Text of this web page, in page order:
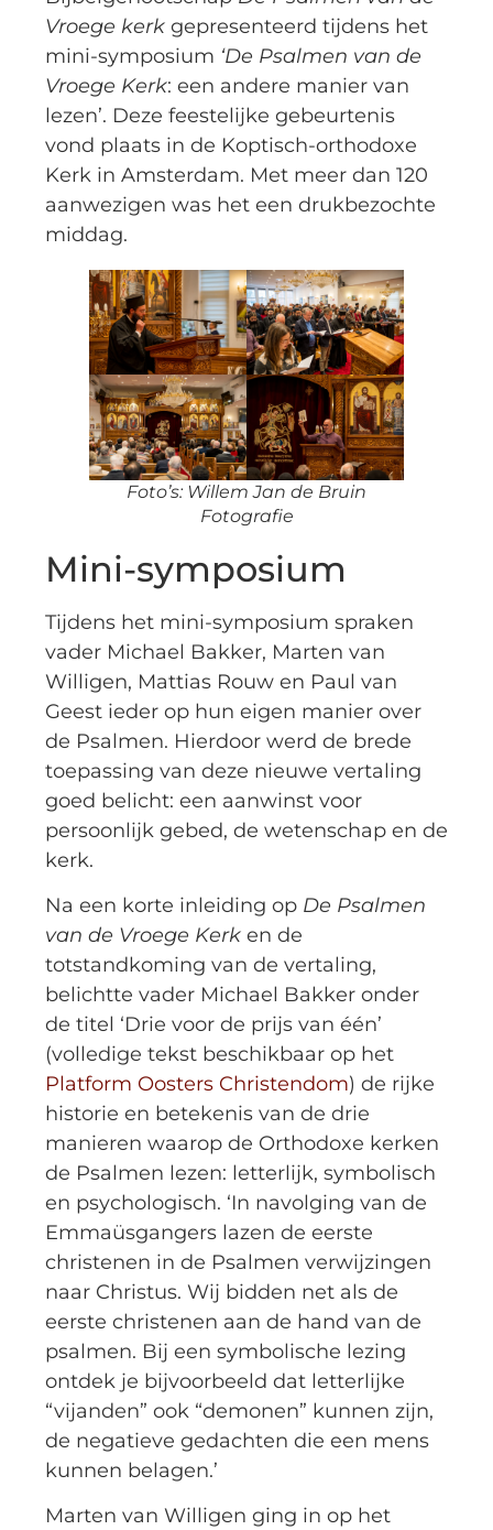
Vroege kerkgepresenteerd tijdens het
mini-symposium ‘De Psalmen van de
Vroege Kerk: een andere manier van
lezen’. Deze feestelijke gebeurtenis
vond plaats in de Koptisch-orthodoxe
Kerk in Amsterdam. Met meer dan 120
aanwezigen was het een drukbezochte
middag.
Foto’s: Willem Jan de Bruin
Fotografie
Mini-symposium
Tijdens het mini-symposium spraken
vader Michael Bakker, Marten van
Willigen, Mattias Rouw en Paul van
Geest ieder op hun eigen manier over
de Psalmen. Hierdoor werd de brede
toepassing van deze nieuwe vertaling
goed belicht: een aanwinst voor
persoonlijk gebed, de wetenschap en de
kerk.
Na een korte inleiding op De Psalmen
van de Vroege Kerk en de
totstandkoming van de vertaling,
belichtte vader Michael Bakker onder
de titel ‘Drie voor de prijs van één’
(volledige tekst beschikbaar op het
Platform Oosters Christendom) de rijke
historie en betekenis van de drie
manieren waarop de Orthodoxe kerken
de Psalmen lezen: letterlijk, symbolisch
en psychologisch. ‘In navolging van de
Emmaüsgangers lazen de eerste
christenen in de Psalmen verwijzingen
naar Christus. Wij bidden net als de
eerste christenen aan de hand van de
psalmen. Bij een symbolische lezing
ontdek je bijvoorbeeld dat letterlijke
“vijanden” ook “demonen” kunnen zijn,
de negatieve gedachten die een mens
kunnen belagen.’
Marten van Willigen ging in op het